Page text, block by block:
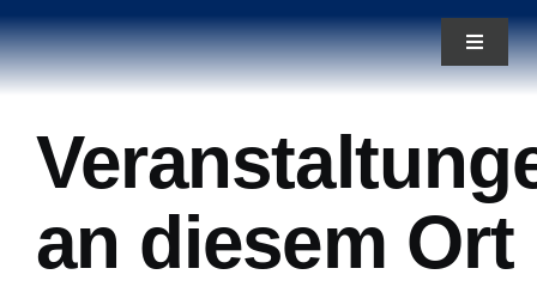
Zum
Inhalt
springen
Toggle
an diesem Ort